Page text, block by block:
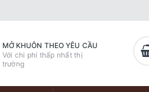
MỞ KHUÔN THEO YÊU CẦU
Với chi phí thấp nhất thị
trường